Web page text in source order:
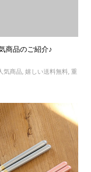
商品のご紹介♪
気商品, 嬉しい送料無料, 重